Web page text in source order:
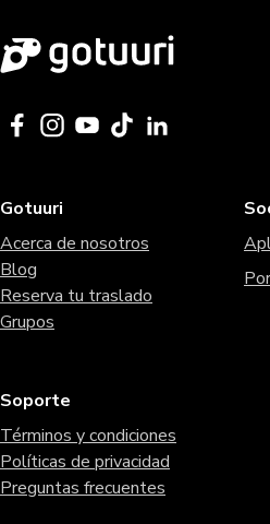
Gotuuri
Acerca de nosotros
Blog
Reserva tu traslado
Grupos
Soporte
Términos y condiciones
Políticas de privacidad
Preguntas frecuentes